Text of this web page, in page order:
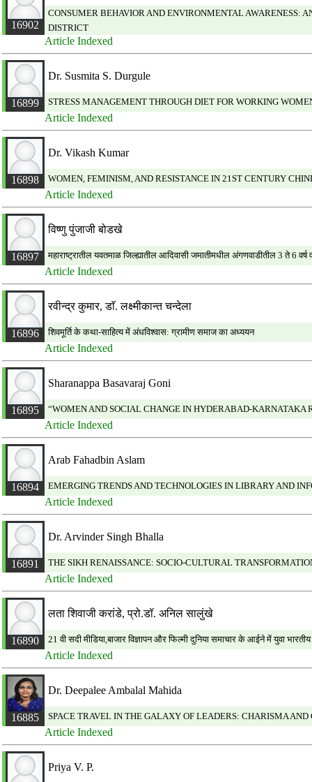
16902
CONSUMER BEHAVIOR AND ENVIRONMENTAL AWARENESS:
DISTRICT
Article Indexed
16899
Dr. Susmita S. Durgule
STRESS MANAGEMENT THROUGH DIET FOR WORKING
Article Indexed
16898
Dr. Vikash Kumar
WOMEN, FEMINISM, AND RESISTANCE IN 21ST CENTURY
Article Indexed
16897
विष्णु पुंजाजी बोडखे
महाराष्ट्रातील यवतमाळ जिल्ह्यातील आदिवासी जमातीमधील अंगणवाडीतील 3 ते 6
Article Indexed
16896
रवीन्द्र कुमार, डाॅ. लक्ष्मीकान्त चन्देला
शिवमूर्ति के कथा-साहित्य में अंधविश्वास: ग्रामीण समाज का अध्ययन
Article Indexed
16895
Sharanappa Basavaraj Goni
“WOMEN AND SOCIAL CHANGE IN HYDERABAD-KARNATAKA
Article Indexed
16894
Arab Fahadbin Aslam
EMERGING TRENDS AND TECHNOLOGIES IN LIBRARY AND
Article Indexed
16891
Dr. Arvinder Singh Bhalla
THE SIKH RENAISSANCE: SOCIO-CULTURAL
Article Indexed
16890
लता शिवाजी करांडे, प्रो.डॉ. अनिल सालुंखे
21 वी सदी मीडिया,बाजार विज्ञापन और फिल्मी दुनिया समाचार के आईने में युवा
Article Indexed
16885
Dr. Deepalee Ambalal Mahida
SPACE TRAVEL IN THE GALAXY OF LEADERS: CHARISMA AND
Article Indexed
Priya V. P.